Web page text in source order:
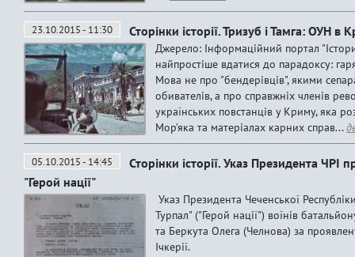
23.10.2015 - 11:30 Сторінки історії. Тризуб і Тамга: ОУН в
Джерело: Інформаційний портал
найпростіше вдатися до парадоксу:
Мова не про "бендерівців", якими
обивателів, а про справжніх членів
українських повстанців у Криму, яка
Мор’яка та матеріалах карних справ...
05.10.2015 - 14:45
Сторінки історії. Указ Президента
"Герой нації"
Указ Президента Чеченської
Турпал" ("Герой нації") воїнів
та Беркута Олега (Челнова) за
Ічкерії.